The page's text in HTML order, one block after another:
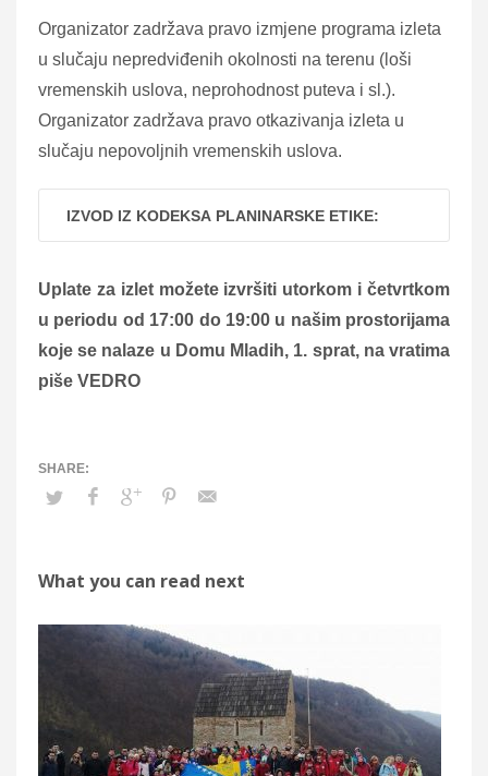
Organizator zadržava pravo izmjene programa izleta
u slučaju nepredviđenih okolnosti na terenu (loši
vremenskih uslova, neprohodnost puteva i sl.).
Organizator zadržava pravo otkazivanja izleta u
slučaju nepovoljnih vremenskih uslova.
IZVOD IZ KODEKSA PLANINARSKE ETIKE:
Uplate za izlet možete izvršiti utorkom i četvrtkom
u periodu od 17:00 do 19:00 u našim prostorijama
koje se nalaze u Domu Mladih, 1. sprat, na vratima
piše VEDRO
What you can read next